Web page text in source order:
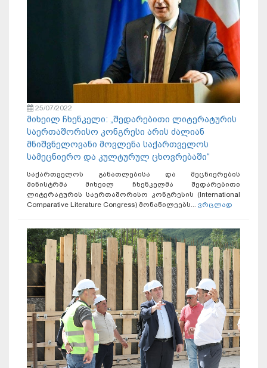
25/07/2022
მიხეილ ჩხენკელი: „შედარებითი ლიტერატურის
საერთაშორისო კონგრესი არის ძალიან
მნიშვნელოვანი მოვლენა საქართველოს
სამეცნიერო და კულტურულ ცხოვრებაში“
საქართველოს განათლებისა და მეცნიერების
მინისტრმა მიხეილ ჩხენკელმა შედარებითი
ლიტერატურის საერთაშორისო კონგრესის (International
Comparative Literature Congress) მონაწილეებს... ვრცლად